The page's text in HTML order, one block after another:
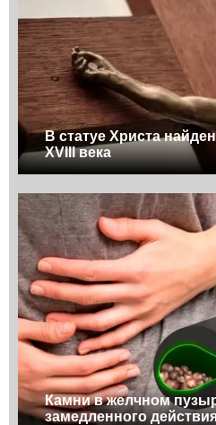
В статуе Христа
XVIII века
Камни в желчном
замедленного